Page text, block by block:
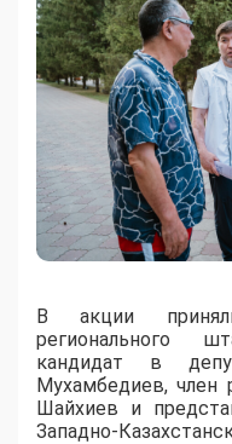
В акции
регионального
кандидат в
Мухамбедиев, член
Шайхиев и
Западно-